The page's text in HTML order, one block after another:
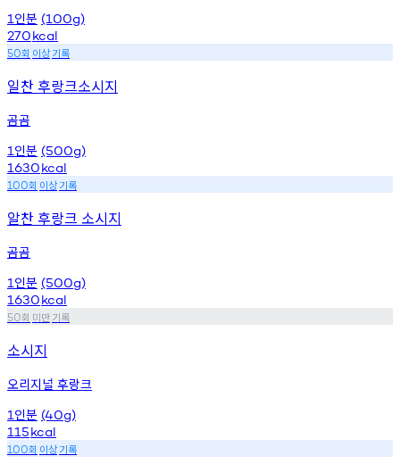
1 인분 (100g)
270kcal
50회 이상기록
일찬 후랑크소시지
곰곰
1 인분 (500g)
1630kcal
100회 이상기록
알찬 후랑크 소시지
곰곰
1 인분 (500g)
1630kcal
50회 미만기록
소시지
오리지널 후랑크
1 인분 (40g)
115kcal
100회 이상기록